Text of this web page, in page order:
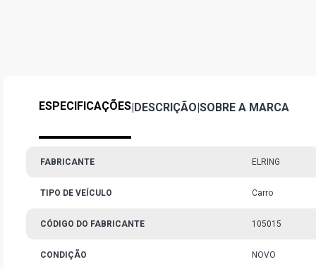
ESPECIFICAÇÕES|DESCRIÇÃO|SOBRE A MARCA
FABRICANTE ELRING
TIPO DE VEÍCULO Carro
CÓDIGO DO FABRICANTE 105015
CONDIÇÃO NOVO